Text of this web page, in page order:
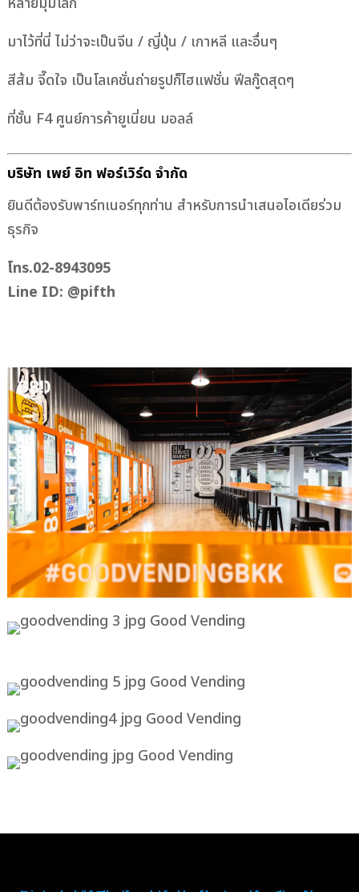
มาไว้ที่นี่ ไม่ว่าจะเป็นจีน / ญี่ปุ่น / เกาหลี และอื่นๆ
สีส้ม จี๊ดใจ เป็นโลเคชั่นถ่ายรูปก็ไฮแฟชั่น ฟีลกู๊ดสุดๆ
ที่ชั้น F4 ศูนย์การค้ายูเนี่ยน มอลล์
บริษัท เพย์ อิท ฟอร์เวิร์ด จำกัด
ยินดีต้องรับพาร์ทเนอร์ทุกท่าน สำหรับการนำเสนอไอเดียร่วม
ธุรกิจ
โทร.02-8943095
Line ID: @pifth